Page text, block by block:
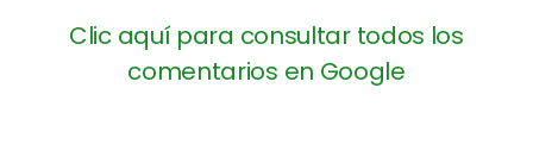
Clic aquí para consultar todos los
comentarios en Google